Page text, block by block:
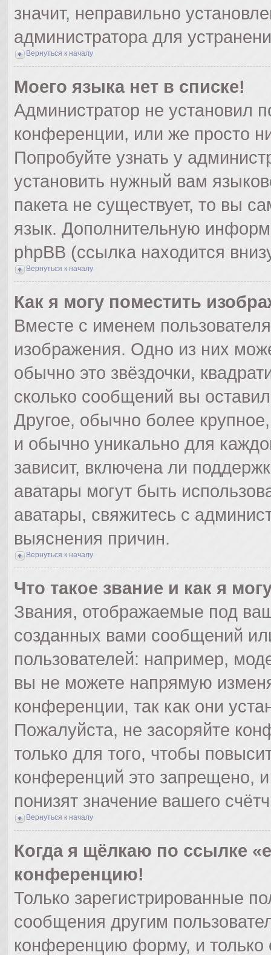
значит, неправильно
администратора для
Вернуться к началу
Моего языка нет в списке!
Администратор не установил
конференции, или же просто
Попробуйте узнать у
установить нужный вам
пакета не существует, то вы
язык. Дополнительную
phpBB (ссылка находится
Вернуться к началу
Как я могу поместить
Вместе с именем
изображения. Одно из них
обычно это звёздочки,
сколько сообщений вы
Другое, обычно более
и обычно уникально для
зависит, включена ли
аватары могут быть
аватары, свяжитесь с
выяснения причин.
Вернуться к началу
Что такое звание и как я
Звания, отображаемые под
созданных вами сообщений
пользователей: например,
вы не можете напрямую
конференции, так как они
Пожалуйста, не засоряйте
только для того, чтобы
конференций это запрещено,
понизят значение вашего
Вернуться к началу
Когда я щёлкаю по ссылке
конференцию!
Только зарегистрированные
сообщения другим
конференцию форму, и только